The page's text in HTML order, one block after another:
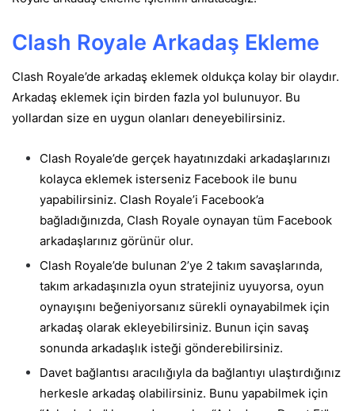
Clash Royale Arkadaş Ekleme
Clash Royale’de arkadaş eklemek oldukça kolay bir olaydır.
Arkadaş eklemek için birden fazla yol bulunuyor. Bu
yollardan size en uygun olanları deneyebilirsiniz.
Clash Royale’de gerçek hayatınızdaki arkadaşlarınızı
kolayca eklemek isterseniz Facebook ile bunu
yapabilirsiniz. Clash Royale’i Facebook’a
bağladığınızda, Clash Royale oynayan tüm Facebook
arkadaşlarınız görünür olur.
Clash Royale’de bulunan 2’ye 2 takım savaşlarında,
takım arkadaşınızla oyun stratejiniz uyuyorsa, oyun
oynayışını beğeniyorsanız sürekli oynayabilmek için
arkadaş olarak ekleyebilirsiniz. Bunun için savaş
sonunda arkadaşlık isteği gönderebilirsiniz.
Davet bağlantısı aracılığıyla da bağlantıyı ulaştırdığınız
herkesle arkadaş olabilirsiniz. Bunu yapabilmek için